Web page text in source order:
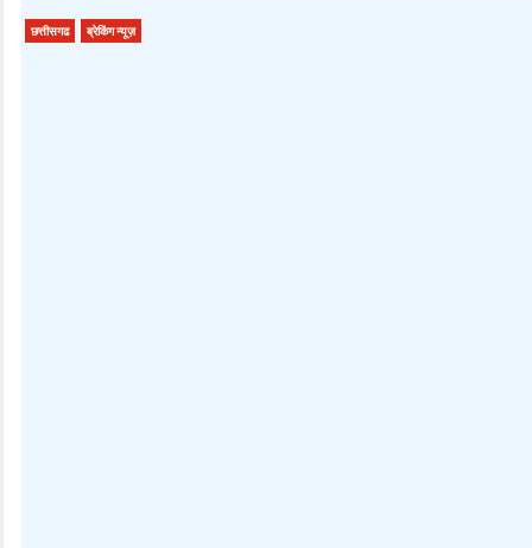
छत्तीसगढ ब्रेकिंग न्यूज़